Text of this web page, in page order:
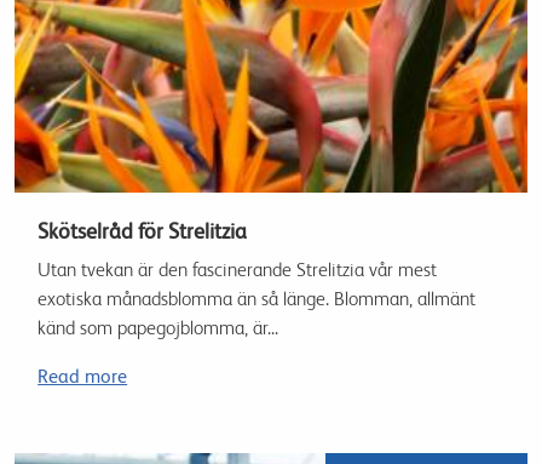
Skötselråd för Strelitzia
Utan tvekan är den fascinerande Strelitzia vår mest
exotiska månadsblomma än så länge. Blomman, allmänt
känd som papegojblomma, är...
Read more